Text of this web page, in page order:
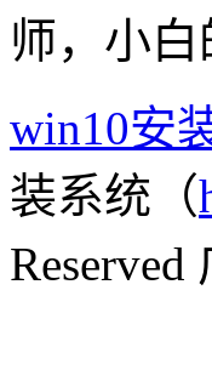
师，小白
win10安
装系统（